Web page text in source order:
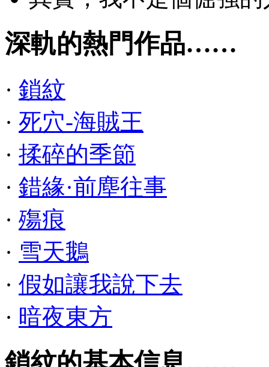
深軌的熱門作品……
· 鎖紋
· 死穴-海賊王
· 揉碎的季節
· 錯緣·前塵往事
· 殤痕
· 雪天鵝
· 假如讓我說下去
· 暗夜東方